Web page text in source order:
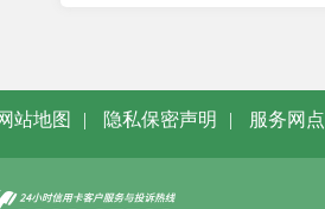
站地图 | 隐私保密声明 | 服务网点